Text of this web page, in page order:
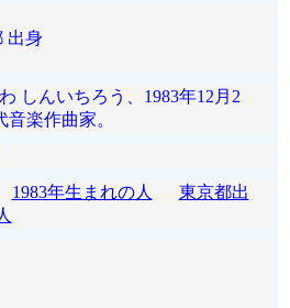
身
しんいちろう、1983年12月2
楽作曲家。
1983年生まれの人
東京都出